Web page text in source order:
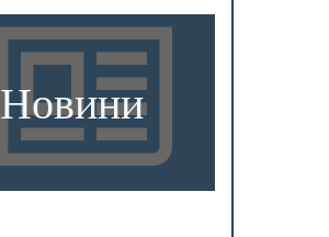
Новини